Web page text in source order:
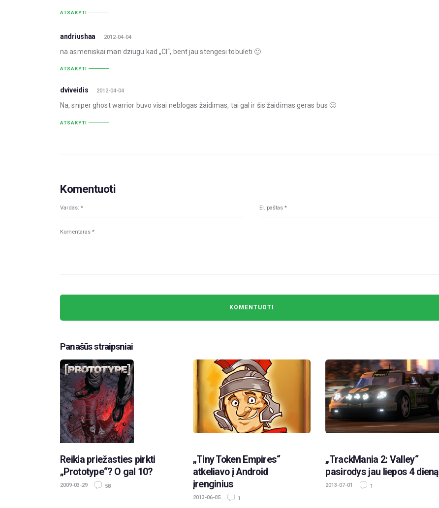
ATSAKYTI
andriushaa 2012-04-04
na asmeniskai man dziugu kad „CI“, bent jau stengesi tobuleti 🙂
ATSAKYTI
dviveidis 2012-04-04
Na, sniper ghost warrior buvo visai neblogas žaidimas, tai gal ir šis žaidimas geras bus 🙂
ATSAKYTI
Komentuoti
Panašūs straipsniai
Reikia priežasties pirkti
„Prototype“? O gal 10?
2009-03-29 58
„Tiny Token Empires“
atkeliavo į Android
įrenginius
2013-06-05 1
„TrackMania 2: Valley“
pasirodys jau liepos 4 dieną
2013-07-01 1